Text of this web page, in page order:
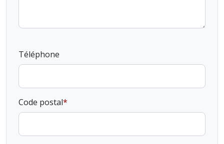
Téléphone
Code postal